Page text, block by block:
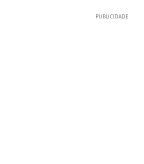
PUBLICIDADE